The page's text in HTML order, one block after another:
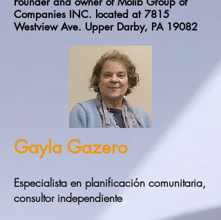
Companies INC. located at 7815
Westview Ave. Upper Darby, PA 19082
Gayla Gazero
Especialista en planificación comunitaria,
consultor independiente